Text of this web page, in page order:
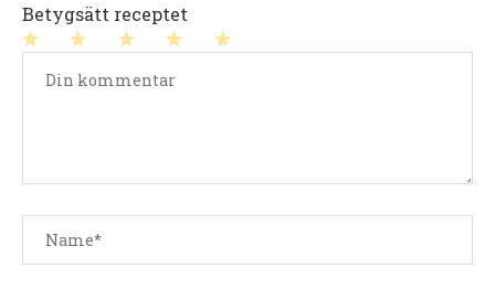
Betygsätt receptet
stjärnor
stjärnor
stjärnor
stjärna